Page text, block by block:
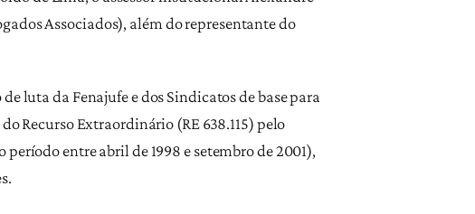
Associados), além do representante do
luta da Fenajufe e dos Sindicatos de base para
Recurso Extraordinário (RE 638.115) pelo
entre abril de 1998 e setembro de 2001),